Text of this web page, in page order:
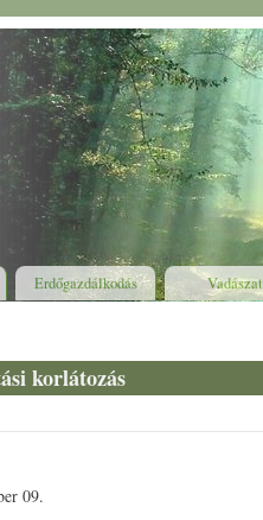
Erdőgazdálkodás Vadászat
korlátozás
09.